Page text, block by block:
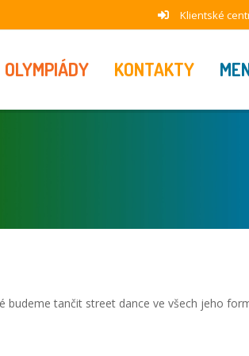
Klientské
OLYMPIÁDY KONTAKTY
budeme tančit street dance ve všech jeho